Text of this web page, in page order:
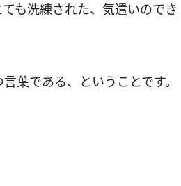
も洗練された、気遣いのでき
葉である、ということです。